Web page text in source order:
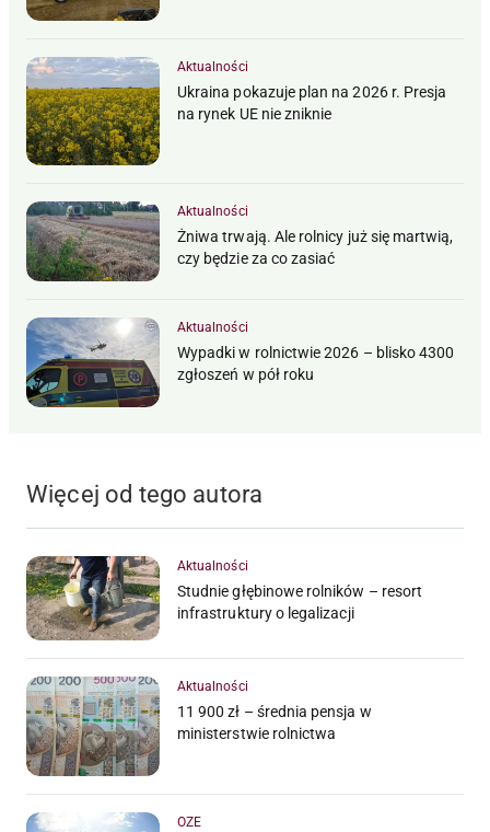
Aktualności
Ukraina pokazuje plan na 2026 r. Presja
na rynek UE nie zniknie
Aktualności
Żniwa trwają. Ale rolnicy już się martwią,
czy będzie za co zasiać
Aktualności
Wypadki w rolnictwie 2026 – blisko 4300
zgłoszeń w pół roku
Więcej od tego autora
Aktualności
Studnie głębinowe rolników – resort
infrastruktury o legalizacji
Aktualności
11 900 zł – średnia pensja w
ministerstwie rolnictwa
OZE